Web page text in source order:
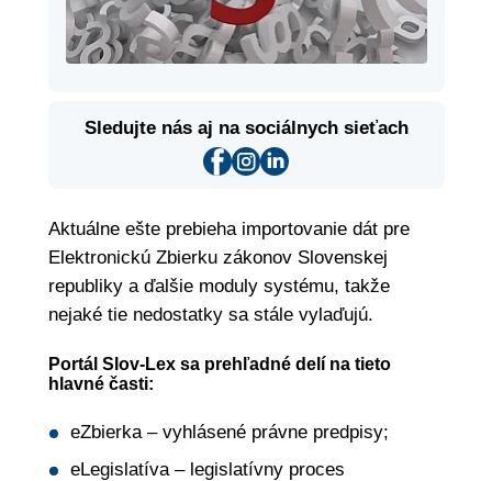
Sledujte nás aj na sociálnych sieťach
Aktuálne ešte prebieha importovanie dát pre
Elektronickú Zbierku zákonov Slovenskej
republiky a ďalšie moduly systému, takže
nejaké tie nedostatky sa stále vylaďujú.
Portál Slov-Lex sa prehľadné delí na tieto
hlavné časti:
eZbierka – vyhlásené právne predpisy;
eLegislatíva – legislatívny proces